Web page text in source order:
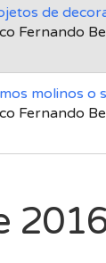
de
Fernando
molinos o
Fernando